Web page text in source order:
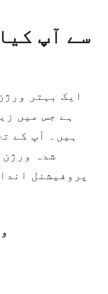
ہے جس میں
ہیں۔ آپ کے
شدہ
پروفیشنل